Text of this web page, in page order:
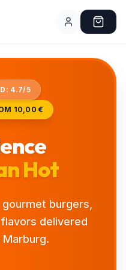
4.7/5
10,00 €
Hot
burgers,
delivered